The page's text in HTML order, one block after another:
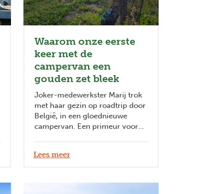
Waarom onze eerste
keer met de
campervan een
gouden zet bleek
Joker-medewerkster Marij trok
met haar gezin op roadtrip door
België, in een gloednieuwe
campervan. Een primeur voor
tips!) leest, wil het zeker zelf
Lees meer